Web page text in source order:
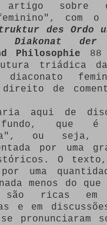
artigo
com
des Ordo
Diakonat der
Philosophie 88
triádica
diaconato
direito de
aqui de
que é
ou seja,
por uma
O
por uma
menos do
ricas em
e em
pronunciaram